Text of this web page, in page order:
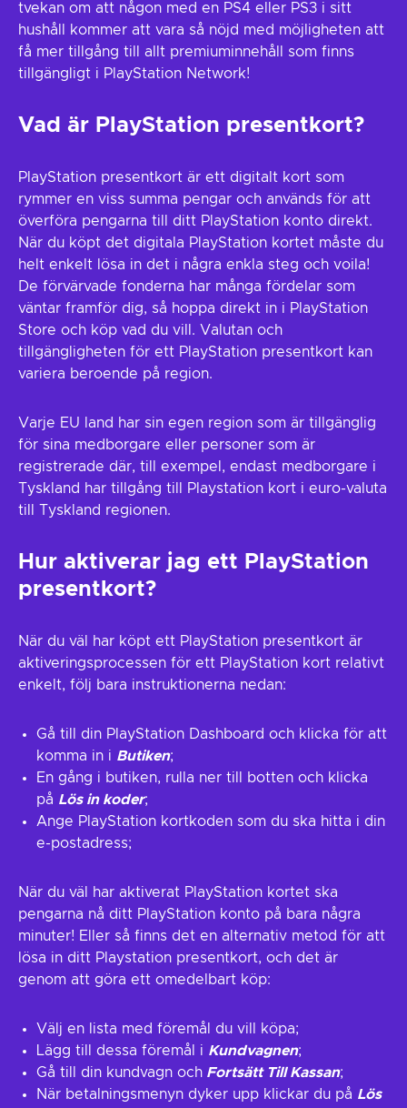
tvekan om att någon med en PS4 eller PS3 i sitt
hushåll kommer att vara så nöjd med möjligheten att
få mer tillgång till allt premiuminnehåll som finns
tillgängligt i PlayStation Network!
Vad är PlayStation presentkort?
PlayStation presentkort är ett digitalt kort som
rymmer en viss summa pengar och används för att
överföra pengarna till ditt PlayStation konto direkt.
När du köpt det digitala PlayStation kortet måste du
helt enkelt lösa in det i några enkla steg och voila!
De förvärvade fonderna har många fördelar som
väntar framför dig, så hoppa direkt in i PlayStation
Store och köp vad du vill. Valutan och
tillgängligheten för ett PlayStation presentkort kan
variera beroende på region.
Varje EU land har sin egen region som är tillgänglig
för sina medborgare eller personer som är
registrerade där, till exempel, endast medborgare i
Tyskland har tillgång till Playstation kort i euro-valuta
till Tyskland regionen.
Hur aktiverar jag ett PlayStation
presentkort?
När du väl har köpt ett PlayStation presentkort är
aktiveringsprocessen för ett PlayStation kort relativt
enkelt, följ bara instruktionerna nedan:
Gå till din PlayStation Dashboard och klicka för att
komma in i Butiken;
En gång i butiken, rulla ner till botten och klicka
på Lös in koder;
Ange PlayStation kortkoden som du ska hitta i din
e-postadress;
När du väl har aktiverat PlayStation kortet ska
pengarna nå ditt PlayStation konto på bara några
minuter! Eller så finns det en alternativ metod för att
lösa in ditt Playstation presentkort, och det är
genom att göra ett omedelbart köp:
Välj en lista med föremål du vill köpa;
Lägg till dessa föremål i Kundvagnen;
Gå till din kundvagn och Fortsätt Till Kassan;
När betalningsmenyn dyker upp klickar du på Lös